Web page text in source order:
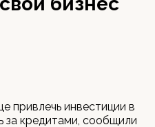
привлечь инвестиции в
за кредитами, сообщили